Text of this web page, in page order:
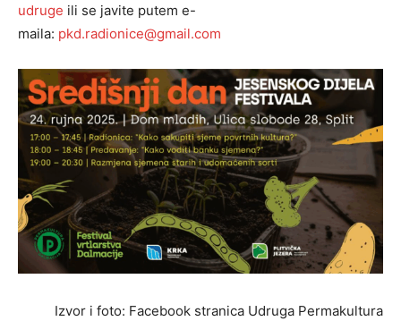
udruge ili se javite putem e-
maila: pkd.radionice@gmail.com
Izvor i foto: Facebook stranica Udruga Permakultura